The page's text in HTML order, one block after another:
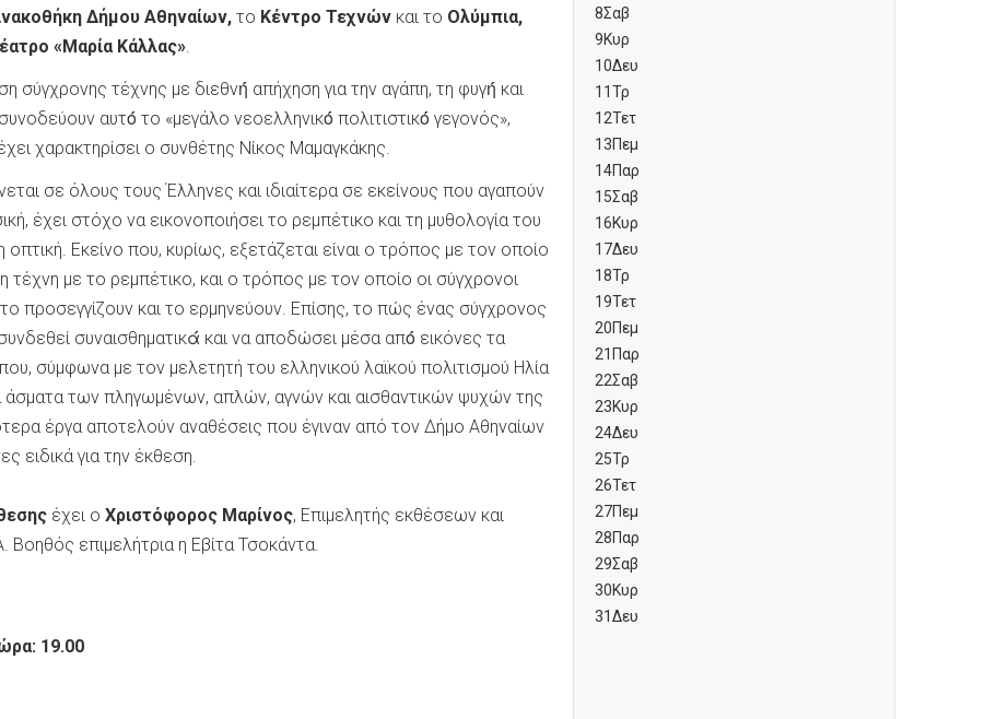
Δήμου Αθηναίων, το Κέντρο Τεχνών και το Ολύμπια,
«Μαρία Κάλλας»
σύγχρονης τέχνης με διεθνή́ απήχηση για την αγάπη, τη φυγή́ και
αυτό́ το «μεγάλο νεοελληνικό́ πολιτιστικό́ γεγονός»,
χαρακτηρίσει ο συνθέτης Νίκος Μαμαγκάκης.
σε όλους τους Έλληνες και ιδιαίτερα σε εκείνους που αγαπούν
έχει στόχο να εικονοποιήσει το ρεμπέτικο και τη μυθολογία του
Εκείνο που, κυρίως, εξετάζεται είναι ο τρόπος με τον οποίο
τέχνη με το ρεμπέτικο, και ο τρόπος με τον οποίο οι σύγχρονοι
προσεγγίζουν και το ερμηνεύουν. Επίσης, το πώς ένας σύγχρονος
συναισθηματικά́ και να αποδώσει μέσα από́ εικόνες τα
σύμφωνα με τον μελετητή του ελληνικού λαϊκού πολιτισμού Ηλία
άσματα των πληγωμένων, απλών, αγνών και αισθαντικών ψυχών της
έργα αποτελούν αναθέσεις που έγιναν από τον Δήμο Αθηναίων
ειδικά για την έκθεση.
έχει ο Χριστόφορος Μαρίνος, Επιμελητής εκθέσεων και
επιμελήτρια η Εβίτα Τσοκάντα.
19.00
8Σαβ
9Κυρ
10Δευ
11Τρ
12Τετ
13Πεμ
14Παρ
15Σαβ
16Κυρ
17Δευ
18Τρ
19Τετ
20Πεμ
21 Παρ
22Σαβ
23Κυρ
24Δευ
25Τρ
26Τετ
27Πεμ
28Παρ
29Σαβ
30Κυρ
31Δευ